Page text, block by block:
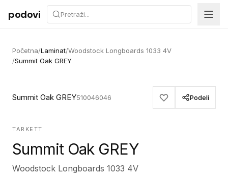
Preskoči na sadržaj
podovi
Početna/Laminat/Woodstock Longboards 1033 4V
/Summit Oak GREY
Summit Oak GREY510046046 Podeli
TARKETT
Summit Oak GREY
Woodstock Longboards 1033 4V